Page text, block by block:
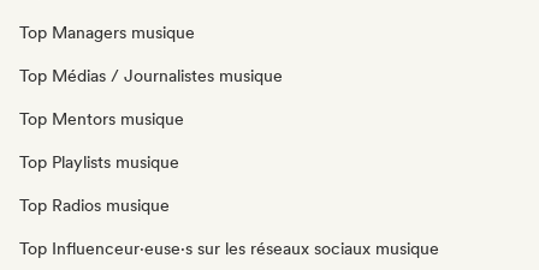
Top Managers musique
Top Médias / Journalistes musique
Top Mentors musique
Top Playlists musique
Top Radios musique
Top Influenceur·euse·s sur les réseaux sociaux musique